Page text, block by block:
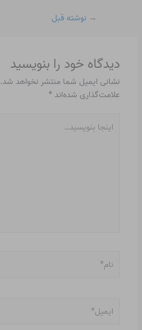
→ نوشته قبل
دیدگاه‌ خود را بنویسید
نشانی ایمیل شما منتشر نخواهد شد.
علامت‌گذاری شده‌اند *
بنویسید…